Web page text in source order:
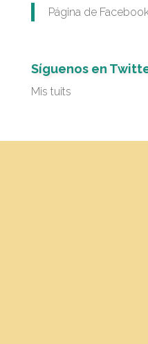
Página de
Síguenos en
Mis tuits